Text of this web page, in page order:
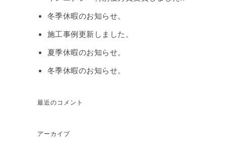
冬季休暇のお知らせ。
施工事例更新しました。
夏季休暇のお知らせ。
冬季休暇のお知らせ。
最近のコメント
アーカイブ